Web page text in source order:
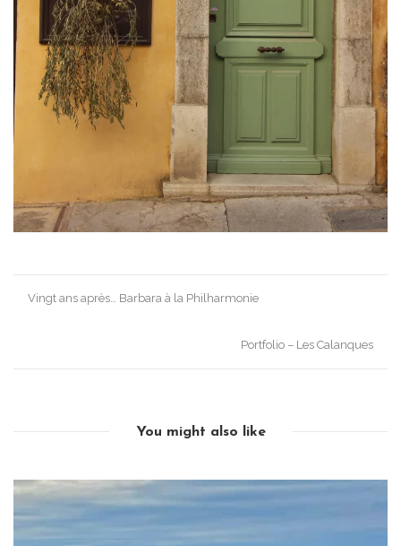
Post
Vingt ans après… Barbara à la Philharmonie
Portfolio – Les Calanques
You might also like